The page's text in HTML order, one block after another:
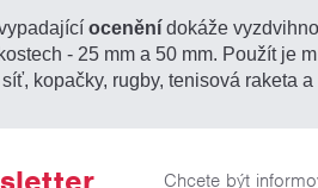
oceněnídokáže
- 25 mm a 50 mm. Použít je
kopačky, rugby, tenisová raketa
Chcete být